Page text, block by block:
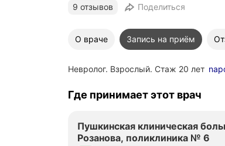
9 отзывов Поделиться
О враче Запись на приём
Невролог. Взрослый. Стаж 20 лет
Где принимает этот врач
Пушкинская клиническая
Розанова, поликлиника № 6